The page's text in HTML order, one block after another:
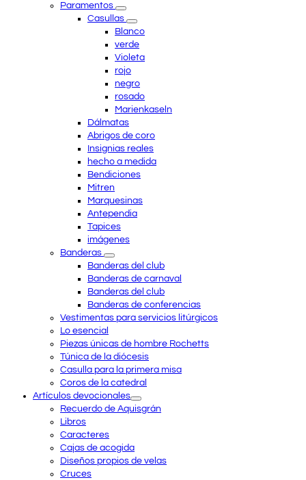
Paramentos
Casullas
Blanco
verde
Violeta
rojo
negro
rosado
Marienkaseln
Dálmatas
Abrigos de coro
Insignias reales
hecho a medida
Bendiciones
Mitren
Marquesinas
Antependia
Tapices
imágenes
Banderas
Banderas del club
Banderas de carnaval
Banderas del club
Banderas de conferencias
Vestimentas para servicios litúrgicos
Lo esencial
Piezas únicas de hombre Rochetts
Túnica de la diócesis
Casulla para la primera misa
Coros de la catedral
Artículos devocionales
Recuerdo de Aquisgrán
Libros
Caracteres
Cajas de acogida
Diseños propios de velas
Cruces